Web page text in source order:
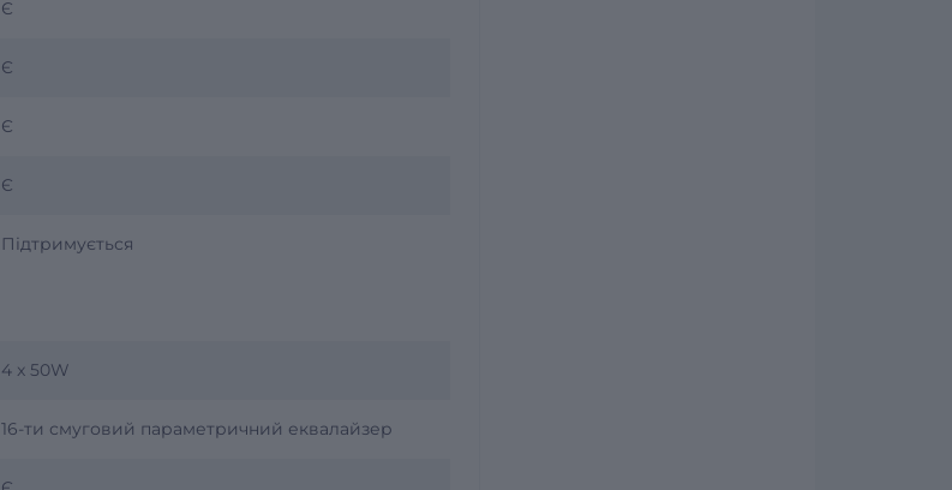
Є
Є
Є
Є
Підтримується
4 x 50W
16-ти смуговий параметричний еквалайзер